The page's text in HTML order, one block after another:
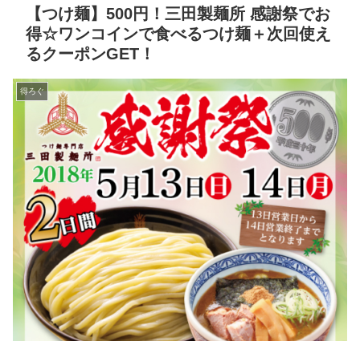
【つけ麺】500円！三田製麺所 感謝祭でお
得☆ワンコインで食べるつけ麺＋次回使え
るクーポンGET！
得ろぐ